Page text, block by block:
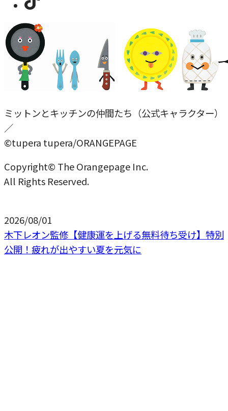
ミットンとキッチンの仲間たち（公式キャラクター）
／
©tupera tupera/ORANGEPAGE
Copyright© The Orangepage Inc.
All Rights Reserved.
2026/08/01
木下レオン監修【健康運を上げる無料待ち受け】特別
公開！疲れが出やすい夏を元気に